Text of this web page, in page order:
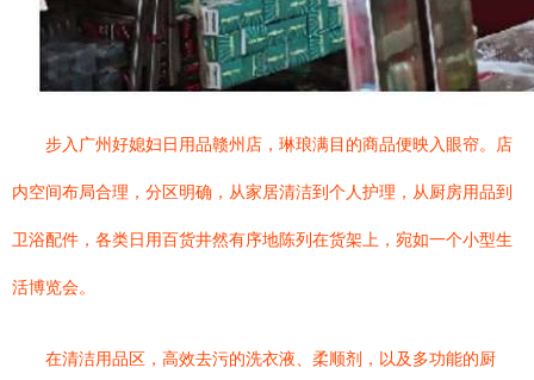
步入广州好媳妇日用品赣州店，琳琅满目的商品便映入眼帘。店
内空间布局合理，分区明确，从家居清洁到个人护理，从厨房用品到
卫浴配件，各类日用百货井然有序地陈列在货架上，宛如一个小型生
活博览会。
在清洁用品区，高效去污的洗衣液、柔顺剂，以及多功能的厨